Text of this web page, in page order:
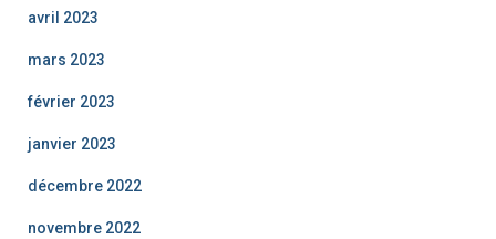
avril 2023
mars 2023
février 2023
janvier 2023
décembre 2022
novembre 2022